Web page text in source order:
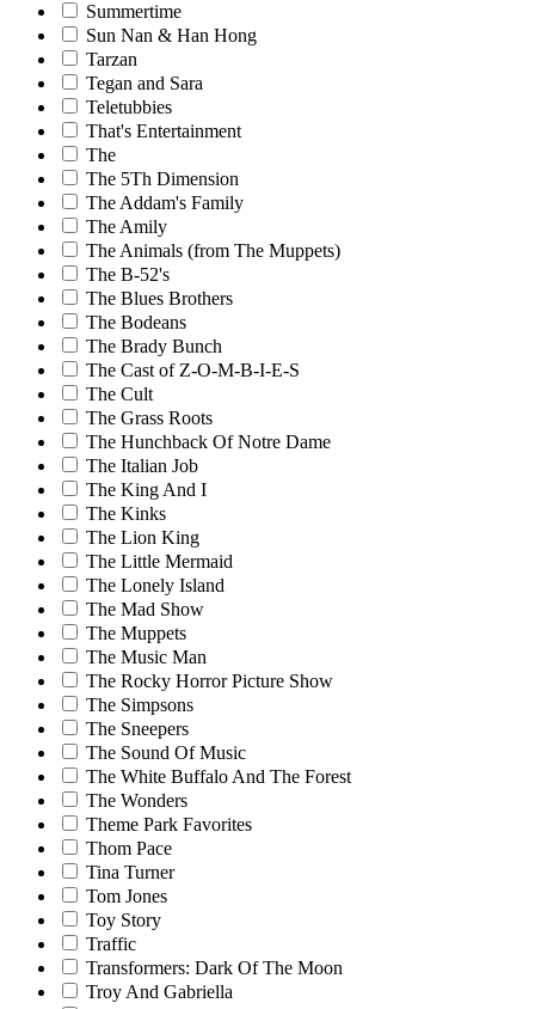
Summertime
Sun Nan & Han Hong
Tarzan
Tegan and Sara
Teletubbies
That's Entertainment
The
The 5Th Dimension
The Addam's Family
The Amily
The Animals (from The Muppets)
The B-52's
The Blues Brothers
The Bodeans
The Brady Bunch
The Cast of Z-O-M-B-I-E-S
The Cult
The Grass Roots
The Hunchback Of Notre Dame
The Italian Job
The King And I
The Kinks
The Lion King
The Little Mermaid
The Lonely Island
The Mad Show
The Muppets
The Music Man
The Rocky Horror Picture Show
The Simpsons
The Sneepers
The Sound Of Music
The White Buffalo And The Forest
The Wonders
Theme Park Favorites
Thom Pace
Tina Turner
Tom Jones
Toy Story
Traffic
Transformers: Dark Of The Moon
Troy And Gabriella